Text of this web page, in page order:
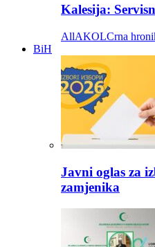
Kalesija:
AllAKOLCrna
BiH
Javni oglas za
zamjenika